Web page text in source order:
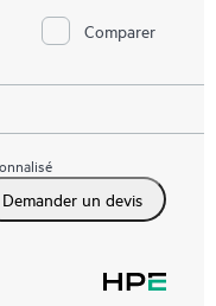
Comparer
Demander un devis